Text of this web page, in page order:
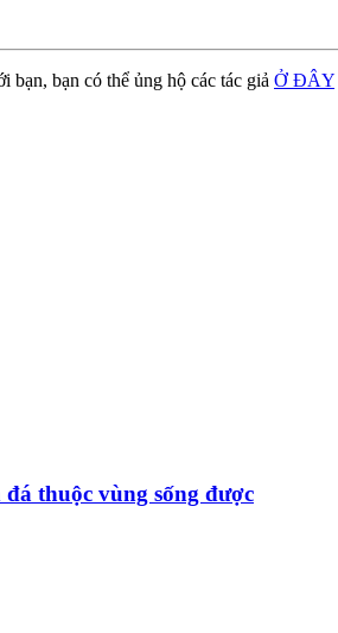
bạn có thể ủng hộ các tác giả Ở ĐÂY
thuộc vùng sống được